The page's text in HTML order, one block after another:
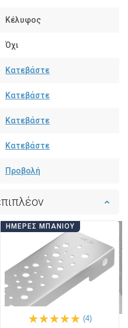
Κέλυφος
Όχι
Κατεβάστε
Κατεβάστε
Κατεβάστε
Κατεβάστε
Προβολή
ΗΜΈΡΕΣ ΜΠΆΝΙΟΥ
(4)